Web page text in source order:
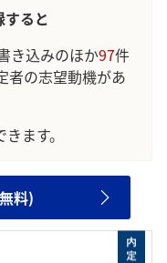
ると
き込みのほか97件
者の志望動機があ
ます。
料)